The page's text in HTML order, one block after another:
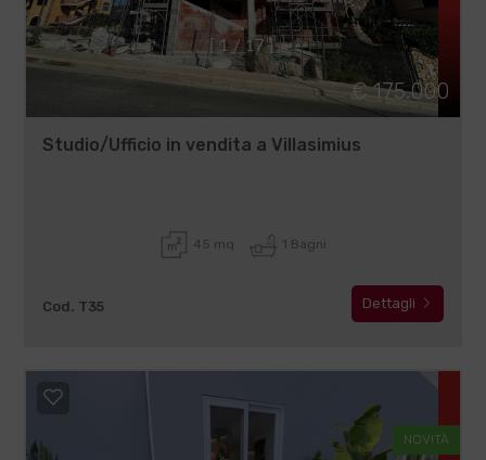
1 / 17 ]
€ 175.000
Studio/Ufficio in vendita a Villasimius
45 mq 1 Bagni
Cod. T35 Dettagli
NOVITÀ